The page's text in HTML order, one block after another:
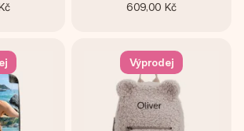
609,00 Kč
Výprodej